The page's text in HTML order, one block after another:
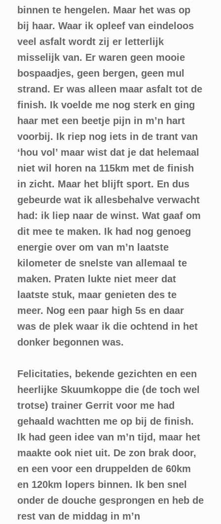
binnen te hengelen. Maar het was op
bij haar. Waar ik opleef van eindeloos
veel asfalt wordt zij er letterlijk
misselijk van. Er waren geen mooie
bospaadjes, geen bergen, geen mul
strand. Er was alleen maar asfalt tot de
finish. Ik voelde me nog sterk en ging
haar met een beetje pijn in m’n hart
voorbij. Ik riep nog iets in de trant van
‘hou vol’ maar wist dat je dat helemaal
niet wil horen na 115km met de finish
in zicht. Maar het blijft sport. En dus
gebeurde wat ik allesbehalve verwacht
had: ik liep naar de winst. Wat gaaf om
dit mee te maken. Ik had nog genoeg
energie over om van m’n laatste
kilometer de snelste van allemaal te
maken. Praten lukte niet meer dat
laatste stuk, maar genieten des te
meer. Nog een paar high 5s en daar
was de plek waar ik die ochtend in het
donker begonnen was.
Felicitaties, bekende gezichten en een
heerlijke Skuumkoppe die (de toch wel
trotse) trainer Gerrit voor me had
gehaald wachtten me op bij de finish.
Ik had geen idee van m’n tijd, maar het
maakte ook niet uit. De zon brak door,
en een voor een druppelden de 60km
en 120km lopers binnen. Ik ben snel
onder de douche gesprongen en heb de
rest van de middag in m’n